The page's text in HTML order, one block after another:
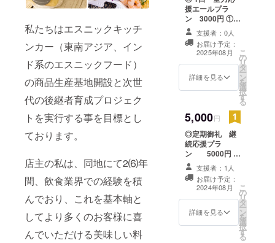
私たちはエスニックキッチ
ンカー（東南アジア、イン
ド系のエスニックフード）
の商品生産基地開設と次世
代の後継者育成プロジェク
トを実行する事を目標とし
ております。
店主の私は、同地にて2⑹年
間、飲食業界での経験を積
んでおり、これを基本軸と
してより多くのお客様に喜
んでいただける美味しい料
援エールプラ
ン 3000円 ①店
主渾身のスパイ
スカレー等
（キッチンカー
販売品）の提供
チケット
（¥1000以内の
時末発送 （2025
年8月1日より1
年間有効のチ
ケット）
＋御礼メール
（
目標30万円 ）
支援者：0人
お届け予定：
2025年08月
詳細を見る
こ
の
リ
タ
ー
ン
を
選
択
す
る
5,000円
◎定期御礼 継
続応援プラ
ン 5000円 ①
店主渾身のスパ
イスカレー等
（キッチンカー
販売品）の提供
チケット
（¥1000以内の
商品一品）を2枚
支援者：1人
お届け予定：
2024年08月
詳細を見る
こ
の
リ
タ
ー
ン
を
選
択
す
る